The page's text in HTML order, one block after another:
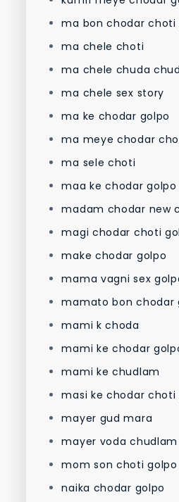
ma bon chodar choti
ma chele choti
ma chele chuda
ma chele sex story
ma ke chodar golpo
ma meye chodar
ma sele choti
maa ke chodar golpo
madam chodar new
magi chodar choti
make chodar golpo
mama vagni sex
mamato bon chodar
mami k choda
mami ke chodar
mami ke chudlam
masi ke chodar choti
mayer gud mara
mayer voda chudlam
mom son choti golpo
naika chodar golpo